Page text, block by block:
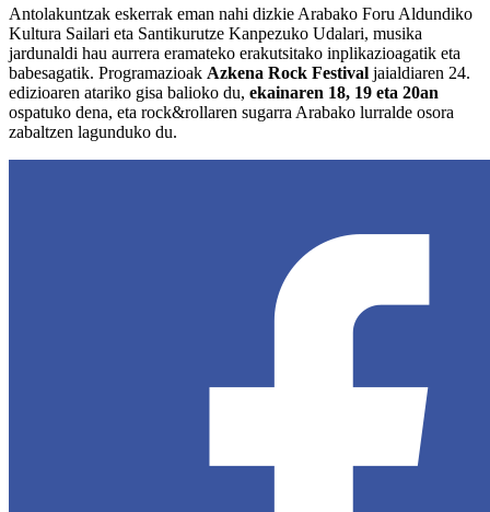
Antolakuntzak eskerrak eman nahi dizkie Arabako Foru Aldundiko
Kultura Sailari eta Santikurutze Kanpezuko Udalari, musika
jardunaldi hau aurrera eramateko erakutsitako inplikazioagatik eta
babesagatik. Programazioak Azkena Rock Festival jaialdiaren 24.
edizioaren atariko gisa balioko du, ekainaren 18, 19 eta 20an
ospatuko dena, eta rock&rollaren sugarra Arabako lurralde osora
zabaltzen lagunduko du.